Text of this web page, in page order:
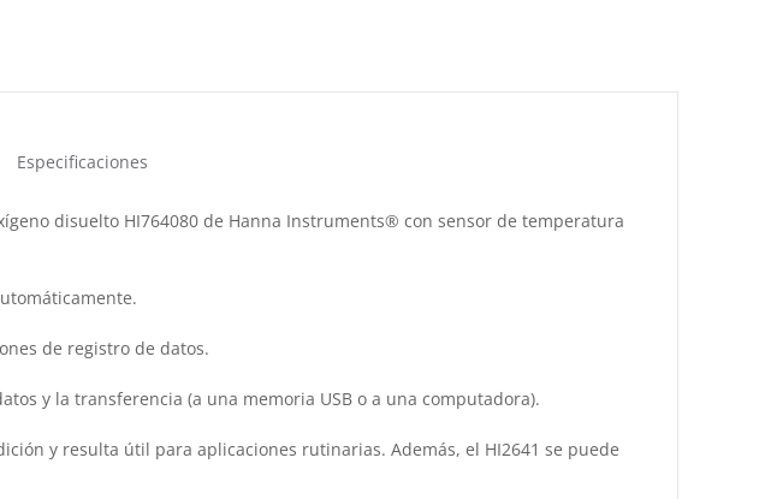
Especificaciones
disuelto HI764080 de Hanna Instruments® con sensor de temperatura
de registro de datos.
y la transferencia (a una memoria USB o a una computadora).
y resulta útil para aplicaciones rutinarias. Además, el HI2641 se puede